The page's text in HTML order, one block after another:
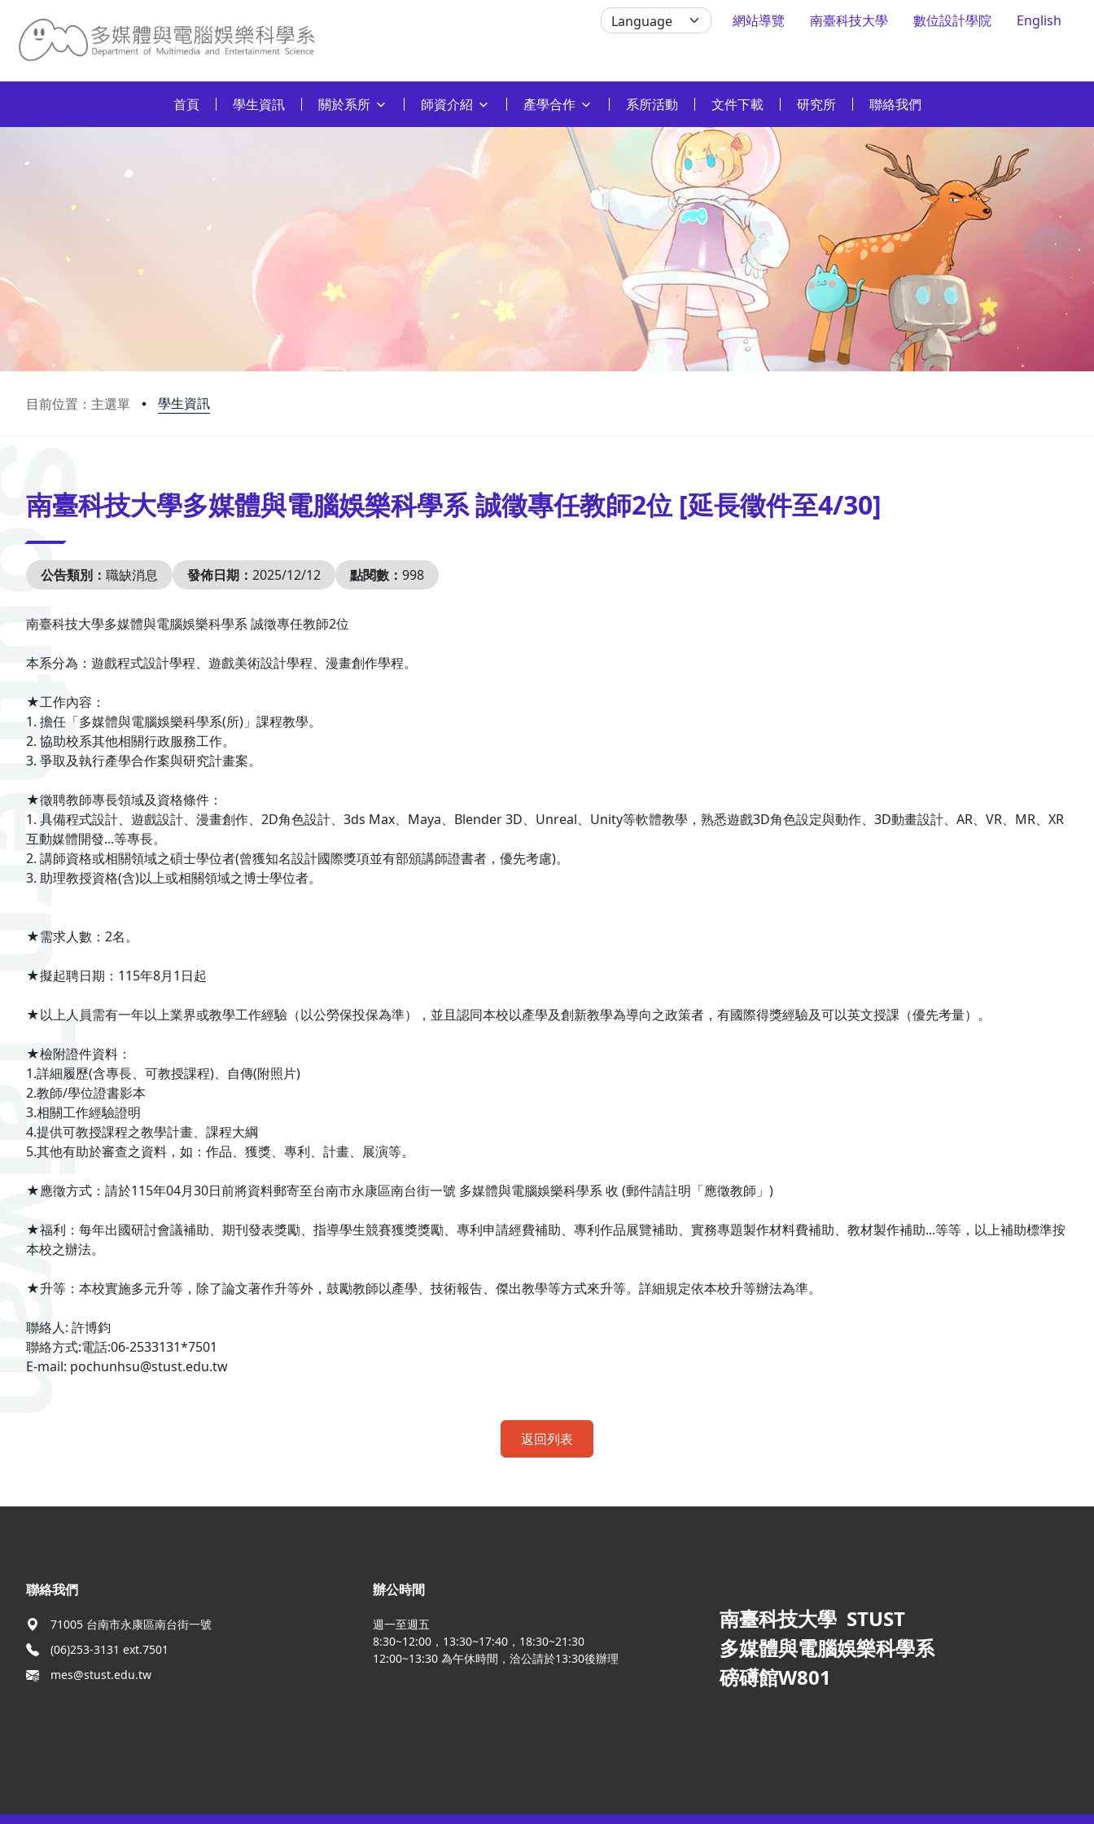
網站導覽 南臺科技大學 數位設計學院 English
首頁 學生資訊 關於系所 師資介紹 產學合作 系所活動 文件下載 研究所 聯絡我們
目前位置：主選單 學生資訊
南臺科技大學多媒體與電腦娛樂科學系 誠徵專任教師2位 [延長徵件至4/30]
公告類別： 職缺消息 發佈日期： 2025/12/12 點閱數： 998
南臺科技大學多媒體與電腦娛樂科學系 誠徵專任教師2位
本系分為：遊戲程式設計學程、遊戲美術設計學程、漫畫創作學程。
★工作內容：
1. 擔任「多媒體與電腦娛樂科學系(所)」課程教學。
2. 協助校系其他相關行政服務工作。
3. 爭取及執行產學合作案與研究計畫案。
★徵聘教師專長領域及資格條件：
1. 具備程式設計、遊戲設計、漫畫創作、2D角色設計、3ds Max、Maya、Blender 3D、Unreal、Unity等軟體教學，熟悉遊戲3D角色設定與動作、3D動畫設計、AR、VR、MR、XR
互動媒體開發...等專長。
2. 講師資格或相關領域之碩士學位者(曾獲知名設計國際獎項並有部頒講師證書者，優先考慮)。
3. 助理教授資格(含)以上或相關領域之博士學位者。
★需求人數：2名。
★擬起聘日期：115年8月1日起
★以上人員需有一年以上業界或教學工作經驗（以公勞保投保為準），並且認同本校以產學及創新教學為導向之政策者，有國際得獎經驗及可以英文授課（優先考量）。
★檢附證件資料：
1.詳細履歷(含專長、可教授課程)、自傳(附照片)
2.教師/學位證書影本
3.相關工作經驗證明
4.提供可教授課程之教學計畫、課程大綱
5.其他有助於審查之資料，如：作品、獲獎、專利、計畫、展演等。
★應徵方式：請於115年04月30日前將資料郵寄至台南市永康區南台街一號 多媒體與電腦娛樂科學系 收 (郵件請註明「應徵教師」)
★福利：每年出國研討會議補助、期刊發表獎勵、指導學生競賽獲獎獎勵、專利申請經費補助、專利作品展覽補助、實務專題製作材料費補助、教材製作補助...等等，以上補助標準按
本校之辦法。
★升等：本校實施多元升等，除了論文著作升等外，鼓勵教師以產學、技術報告、傑出教學等方式來升等。詳細規定依本校升等辦法為準。
聯絡人: 許博鈞
聯絡方式:電話:06-2533131*7501
E-mail: pochunhsu@stust.edu.tw
返回列表
:::
南臺科技大學 STUST
多媒體與電腦娛樂科學系
磅礡館W801
聯絡我們
71005 台南市永康區南台街一號
(06)253-3131 ext.7501
mes@stust.edu.tw
辦公時間
週一至週五
8:30~12:00，13:30~17:40，18:30~21:30
12:00~13:30 為午休時間，洽公請於13:30後辦理